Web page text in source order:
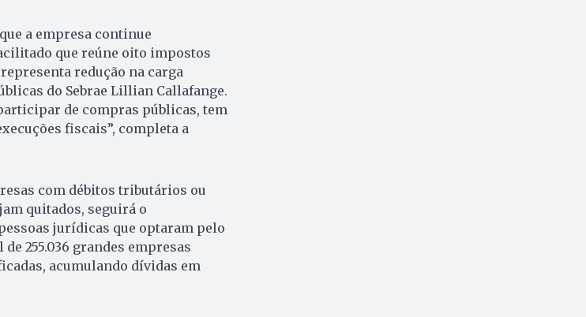
a empresa continue
que reúne oito impostos
redução na carga
do Sebrae Lillian Callafange.
de compras públicas, tem
fiscais”, completa a
com débitos tributários ou
quitados, seguirá o
jurídicas que optaram pelo
255.036 grandes empresas
acumulando dívidas em